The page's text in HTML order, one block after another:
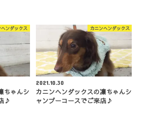
ヘンダックス
ちゃんシ
♪
カニンヘンダックス
2021.10.30
カニンヘンダックスの凜ちゃんシ
ャンプーコースでご来店♪